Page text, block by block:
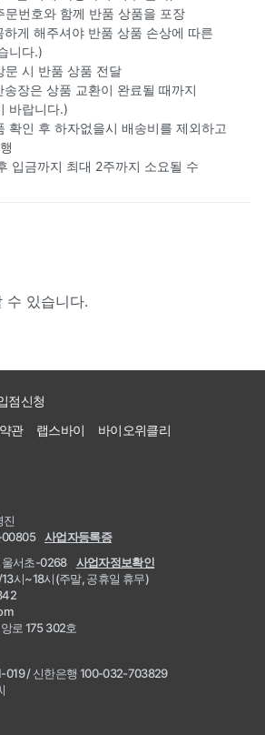
문번호와 함께 반품 상품을 포장
하게 해주셔야 반품 상품 손상에 따른
니다.)
문 시 반품 상품 전달
송장은 상품 교환이 완료될 때까지
바랍니다.)
확인 후 하자없을시 배송비를 제외하고
입금까지 최대 2주까지 소요될 수
수 있습니다.
점신청
관 랩스바이 바이오위클리
진
00805
사업자등록증
서초-0268
사업자정보확인
시~18시(주말, 공휴일 휴무)
로 175 302호
/ 신한은행 100-032-703829